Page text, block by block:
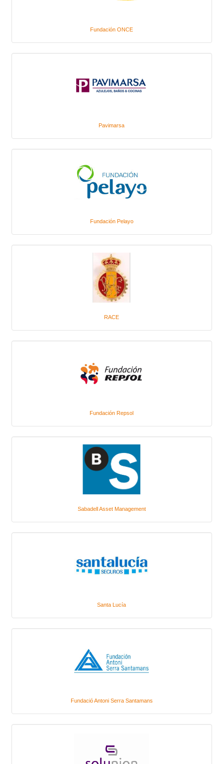
Fundación ONCE
Pavimarsa
Fundación Pelayo
RACE
Fundación Repsol
Sabadell Asset Management
Santa Lucía
Fundació Antoni Serra Santamans